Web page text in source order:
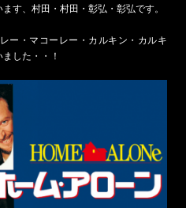
す、村田・村田・彰弘・彰弘です。
ー・マコーレー・カルキン・カルキ
した・・！